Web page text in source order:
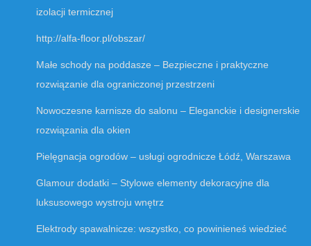
izolacji termicznej
http://alfa-floor.pl/obszar/
Małe schody na poddasze – Bezpieczne i praktyczne
rozwiązanie dla ograniczonej przestrzeni
Nowoczesne karnisze do salonu – Eleganckie i designerskie
rozwiązania dla okien
Pielęgnacja ogrodów – usługi ogrodnicze Łódź, Warszawa
Glamour dodatki – Stylowe elementy dekoracyjne dla
luksusowego wystroju wnętrz
Elektrody spawalnicze: wszystko, co powinieneś wiedzieć